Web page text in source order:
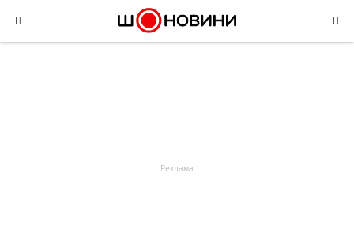
content